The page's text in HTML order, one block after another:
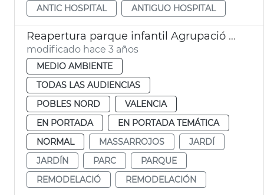
ANTIC HOSPITAL
ANTIGUO HOSPITAL
Reapertura parque infantil Agrupació Musical de Massarrojos
modificado hace 3 años
MEDIO AMBIENTE
TODAS LAS AUDIENCIAS
POBLES NORD
VALENCIA
EN PORTADA
EN PORTADA TEMÁTICA
NORMAL
MASSARROJOS
JARDÍ
JARDÍN
PARC
PARQUE
REMODELACIÓ
REMODELACIÓN